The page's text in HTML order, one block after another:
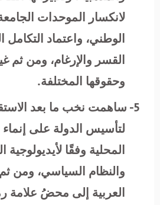
لانكسار الموحدات
الوطني، واعتماد
القسر والإرغام، ومن ثم
وحقوقها المختلفة.
5- ساهمت نخب ما بعد
لتأسيس الدولة على إنماء
المحلية وفقًا لأيديولوجية
والنظام السياسي، ومن
العربية إلى محضُ علامة